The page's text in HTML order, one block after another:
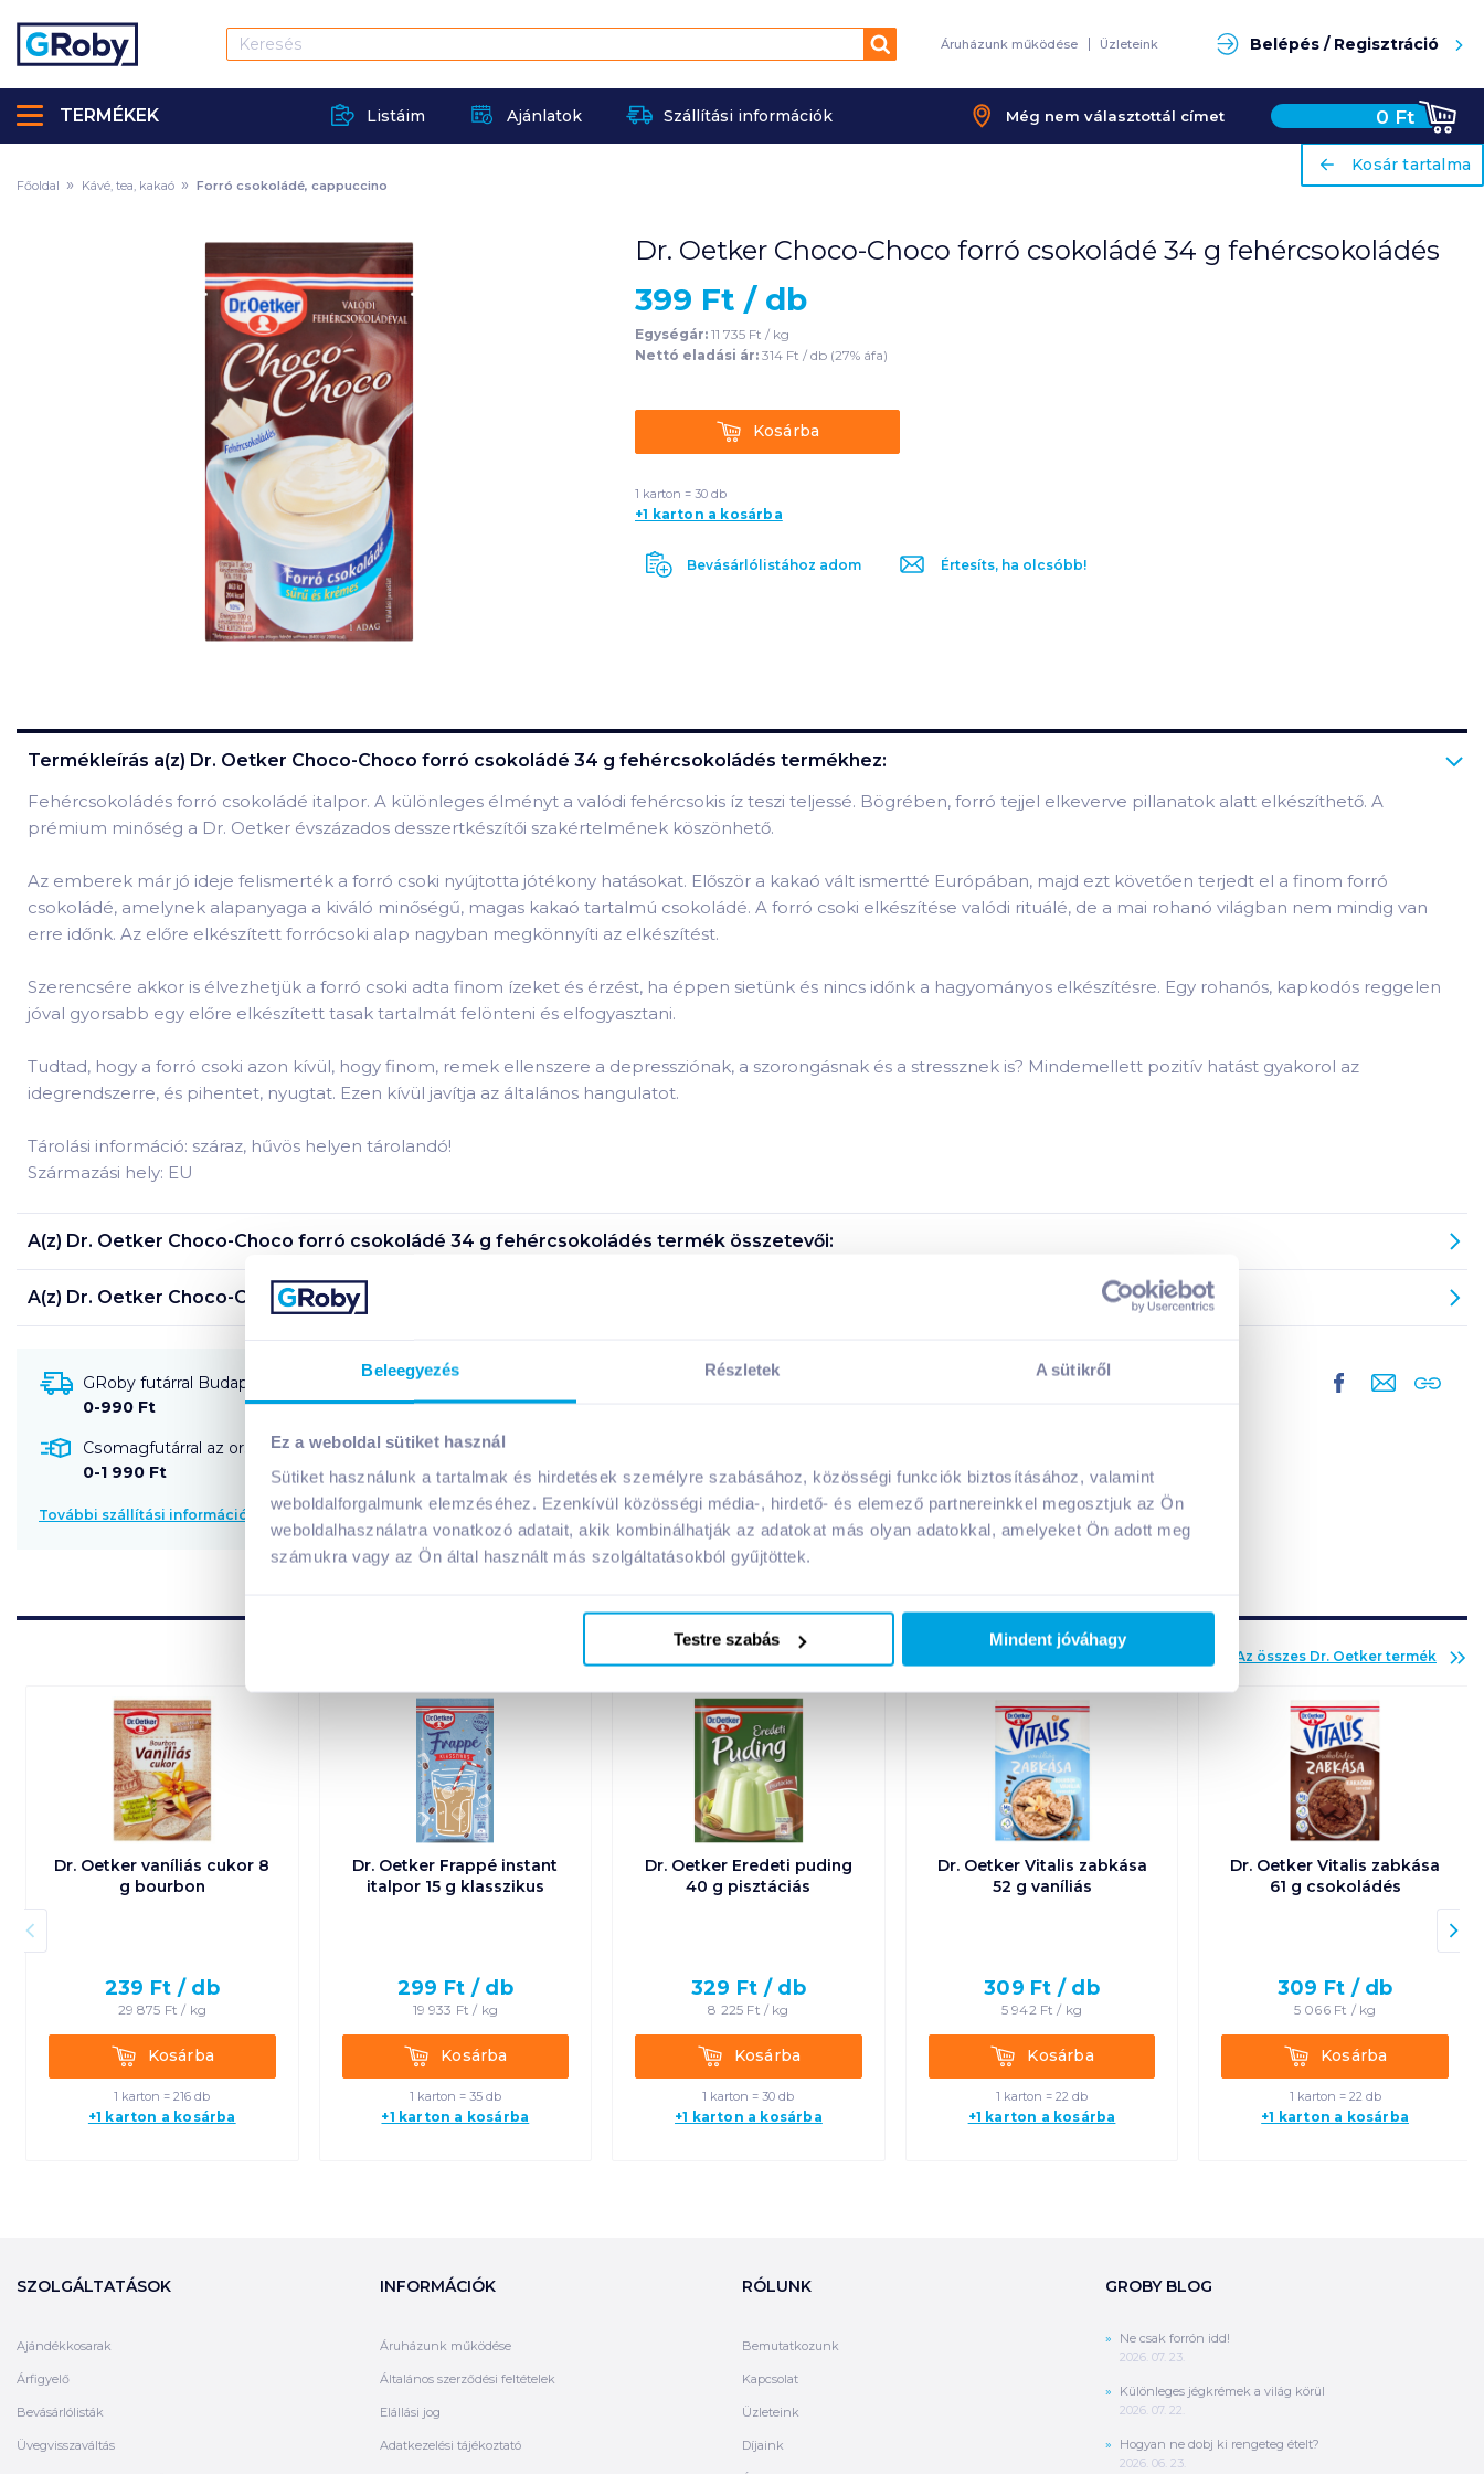
Beleegyezés Részletek A sütikről
Ez a weboldal sütiket használ
Sütiket használunk a tartalmak és hirdetések személyre szabásához, közösségi funkciók biztosításához, valamint
weboldalforgalmunk elemzéséhez. Ezenkívül közösségi média-, hirdető- és elemező partnereinkkel megosztjuk az Ön
weboldalhasználatra vonatkozó adatait, akik kombinálhatják az adatokat más olyan adatokkal, amelyeket Ön adott meg
számukra vagy az Ön által használt más szolgáltatásokból gyűjtöttek.
Testre szabás Mindent jóváhagy
Keresés Áruházunk működése Üzleteink Belépés / Regisztráció
Listáim Ajánlatok Szállítási információk Még nem választottál címet 0 Ft
TERMÉKEK
ariaLabel
Kosár tartalma
Főoldal Kávé, tea, kakaó Forró csokoládé, cappuccino
Dr. Oetker Choco-Choco forró csokoládé 34 g fehércsokoládés
399 Ft / db
Egységár: 11 735 Ft / kg
Nettó eladási ár: 314 Ft / db (27% áfa)
KosárbaKosárba
1 karton = 30 db
+1 karton a kosárba
Bevásárlólistához adom Értesíts, ha olcsóbb!
Termékleírás a(z) Dr. Oetker Choco-Choco forró csokoládé 34 g fehércsokoládés termékhez:
Fehércsokoládés forró csokoládé italpor. A különleges élményt a valódi fehércsokis íz teszi teljessé. Bögrében, forró tejjel elkeverve pillanatok alatt elkészíthető. A
prémium minőség a Dr. Oetker évszázados desszertkészítői szakértelmének köszönhető.
Az emberek már jó ideje felismerték a forró csoki nyújtotta jótékony hatásokat. Először a kakaó vált ismertté Európában, majd ezt követően terjedt el a finom forró
csokoládé, amelynek alapanyaga a kiváló minőségű, magas kakaó tartalmú csokoládé. A forró csoki elkészítése valódi rituálé, de a mai rohanó világban nem mindig van
erre időnk. Az előre elkészített forrócsoki alap nagyban megkönnyíti az elkészítést.
Szerencsére akkor is élvezhetjük a forró csoki adta finom ízeket és érzést, ha éppen sietünk és nincs időnk a hagyományos elkészítésre. Egy rohanós, kapkodós reggelen
jóval gyorsabb egy előre elkészített tasak tartalmát felönteni és elfogyasztani.
Tudtad, hogy a forró csoki azon kívül, hogy finom, remek ellenszere a depressziónak, a szorongásnak és a stressznek is? Mindemellett pozitív hatást gyakorol az
idegrendszerre, és pihentet, nyugtat. Ezen kívül javítja az általános hangulatot.
Tárolási információ: száraz, hűvös helyen tárolandó!
Származási hely: EU
A(z) Dr. Oetker Choco-Choco forró csokoládé 34 g fehércsokoládés termék összetevői:
A(z) Dr. Oetker Choco-Choco forró csokoládé 34 g fehércsokoládés
GRoby futárral Budapestre és környékére szállítható
0-990 Ft
Csomagfutárral az ország egész területére szállítható!
0-1 990 Ft
További szállítási információk
Az összes Dr. Oetker termék
Dr. Oetker vaníliás cukor 8
g bourbon
239 Ft / db
29 875 Ft / kg
KosárbaKosárba
1 karton = 216 db
+1 karton a kosárba
Dr. Oetker Frappé instant
italpor 15 g klasszikus
299 Ft / db
19 933 Ft / kg
KosárbaKosárba
1 karton = 35 db
+1 karton a kosárba
Dr. Oetker Eredeti puding
40 g pisztáciás
329 Ft / db
8 225 Ft / kg
KosárbaKosárba
1 karton = 30 db
+1 karton a kosárba
Dr. Oetker Vitalis zabkása
52 g vaníliás
309 Ft / db
5 942 Ft / kg
KosárbaKosárba
1 karton = 22 db
+1 karton a kosárba
Dr. Oetker Vitalis zabkása
61 g csokoládés
309 Ft / db
5 066Ft / kg
KosárbaKosárba
1 karton = 22 db
+1 karton a kosárba
SZOLGÁLTATÁSOK
Ajándékkosarak
Árfigyelő
Bevásárlólisták
Üvegvisszaváltás
INFORMÁCIÓK
Áruházunk működése
Általános szerződési feltételek
Elállási jog
Adatkezelési tájékoztató
RÓLUNK
Bemutatkozunk
Kapcsolat
Üzleteink
Díjaink
GROBY BLOG
Ne csak forrón idd!
2026. 07. 23.
Különleges jégkrémek a világ körül
2026. 07. 22.
Hogyan ne dobj ki rengeteg ételt?
2026. 06. 23.